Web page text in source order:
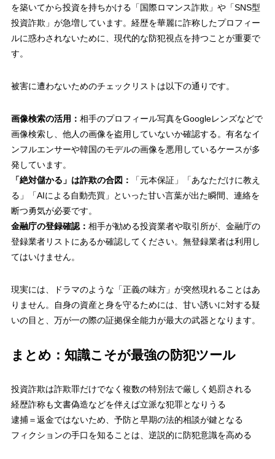
を築いてから投資を持ちかける「国際ロマンス詐欺」や「SNS型
投資詐欺」が急増しています。経歴を華麗に詐称したプロフィー
ルに惑わされないために、現代的な防犯視点を持つことが重要で
す。
被害に遭わないためのチェックリストは以下の通りです。
画像検索の活用： 相手のプロフィール写真をGoogleレンズなどで
画像検索し、他人の画像を盗用していないか確認する。有名なイ
ンフルエンサーや韓国のモデルの画像を悪用しているケースが多
発しています。
「絶対儲かる」は詐欺の合図：
「元本保証」「あなただけに教え
る」「AIによる自動売買」といった甘い言葉が出た瞬間、連絡を
断つ勇気が必要です。
金融庁の登録確認： 相手が勧める投資業者や取引所が、金融庁の
登録業者リストにあるか確認してください。無登録業者は利用し
てはいけません。
現実には、ドラマのような「正義の味方」が突然現れることはあ
りません。自身の資産と身を守るためには、甘い誘いに対する疑
いの目と、万が一の際の証拠保全能力が最大の武器となります。
まとめ：知識こそが最強の防犯ツール
投資詐欺は詐欺罪だけでなく複数の特別法で厳しく処罰される
経歴詐称も文書偽造などを伴えば立派な犯罪となりうる
逮捕＝返金ではないため、予防と早期の法的相談が鍵となる
フィクションの手口を知ることは、逆説的に防犯意識を高める